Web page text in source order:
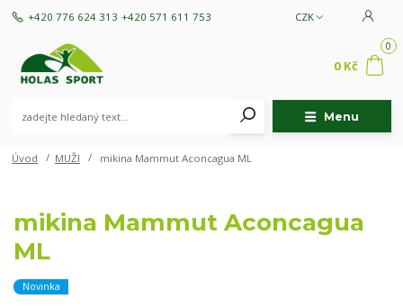
Menu
CZK
+420 776 624 313 +420 571 611 753
0
0 Kč
Úvod MUŽI mikina Mammut Aconcagua ML
mikina Mammut Aconcagua
ML
Novinka